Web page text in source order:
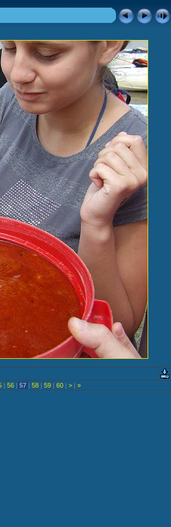
| 56 | 57 | 58 | 59 | 60 | > | »